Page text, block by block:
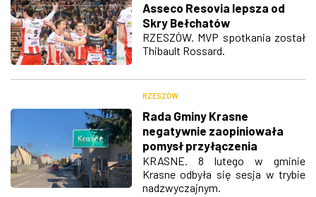
Asseco Resovia lepsza od
Skry Bełchatów
RZESZÓW. MVP spotkania został
Thibault Rossard.
RZESZÓW
Rada Gminy Krasne
negatywnie zaopiniowała
pomysł przyłączenia
sołectwa Malawa do
Rzeszowa
KRASNE. 8 lutego w gminie
Krasne odbyła się sesja w trybie
nadzwyczajnym.